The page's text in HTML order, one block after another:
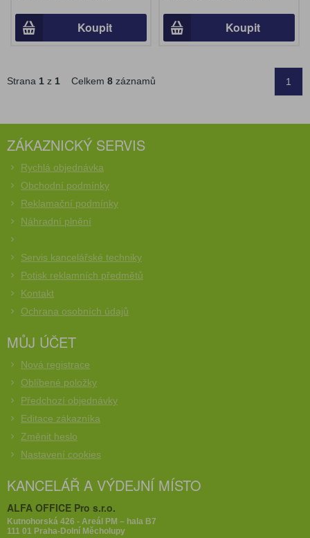
Koupit Koupit
Strana 1 z 1 Celkem 8 záznamů 1
ZÁKAZNICKÝ SERVIS
Rychlá objednávka
Obchodní podmínky
Reklamační podmínky
Náhradní plnění
Servis kancelářské techniky
Potisk reklamních předmětů
Kontakt
Ochrana osobních údajů
MŮJ ÚČET
Nová registrace
Oblíbené položky
Předchozí objednávky
Editace zákazníka
Změnit heslo
Nastavení cookies
KANCELÁŘ A VÝDEJNÍ MÍSTO
ALFA OFFICE Pro s.r.o.
Kutnohorská 426 - Areál PM – hala B7
111 01 Praha-Dolní Měcholupy